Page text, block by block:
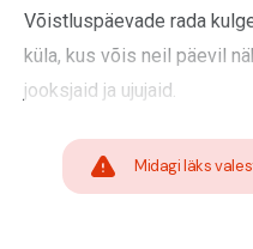
Võistluspäevade rada
küla, kus võis neil päevil
jooksjaid ja ujujaid.
Midagi läks